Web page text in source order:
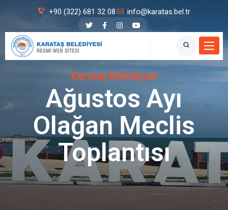
+90 (322) 681 32 08 info@karatas.bel.tr
Karataş Belediyesi
Ağustos Ayı
Olağan Meclis
Toplantısı